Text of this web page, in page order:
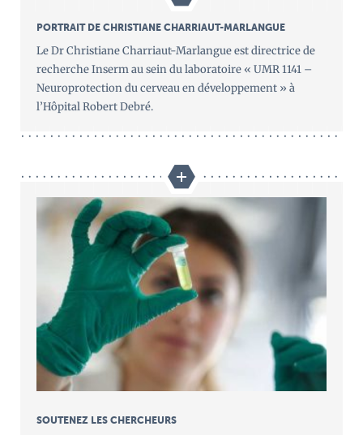
PORTRAIT DE CHRISTIANE CHARRIAUT-MARLANGUE
Le Dr Christiane Charriaut-Marlangue est directrice de
recherche Inserm au sein du laboratoire « UMR 1141 –
Neuroprotection du cerveau en développement » à
l’Hôpital Robert Debré.
SOUTENEZ LES CHERCHEURS